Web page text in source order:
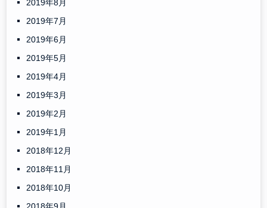
2019年8月
2019年7月
2019年6月
2019年5月
2019年4月
2019年3月
2019年2月
2019年1月
2018年12月
2018年11月
2018年10月